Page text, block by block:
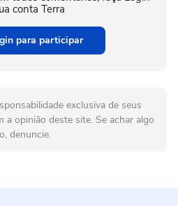
conta Terra
para participar
exclusiva de seus
a opinião deste site. Se achar algo
denuncie.